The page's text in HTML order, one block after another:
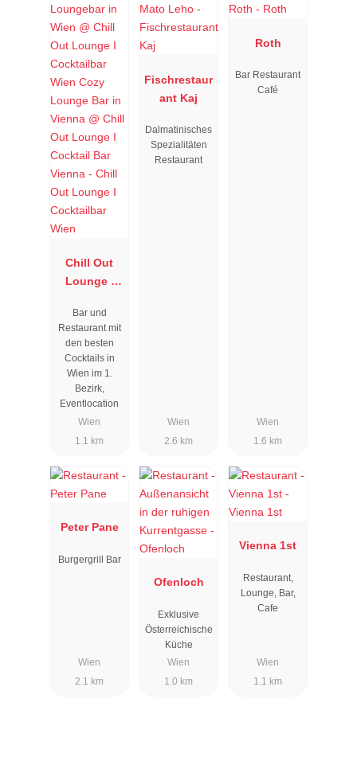
Chill Out
Lounge I
Wien
Bar und
Restaurant mit
den besten
Cocktails in
Wien im 1.
Bezirk,
Eventlocation
Wien
1.1 km
Fischrestaur
ant Kaj
Dalmatinisches
Spezialitäten
Restaurant
Wien
2.6 km
Roth
Bar Restaurant
Café
Wien
1.6 km
Peter Pane
Burgergrill Bar
Wien
2.1 km
Ofenloch
Exklusive
Österreichische
Küche
Wien
1.0 km
Vienna 1st
Restaurant,
Lounge, Bar,
Cafe
Wien
1.1 km